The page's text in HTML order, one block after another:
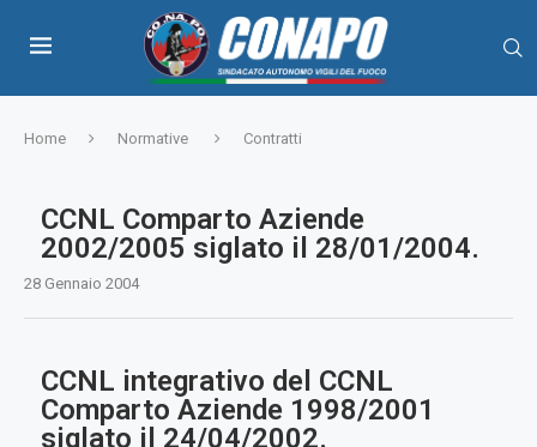
Home Normative Contratti
CCNL Comparto Aziende
2002/2005 siglato il 28/01/2004.
28 Gennaio 2004
CCNL integrativo del CCNL
Comparto Aziende 1998/2001
siglato il 24/04/2002.